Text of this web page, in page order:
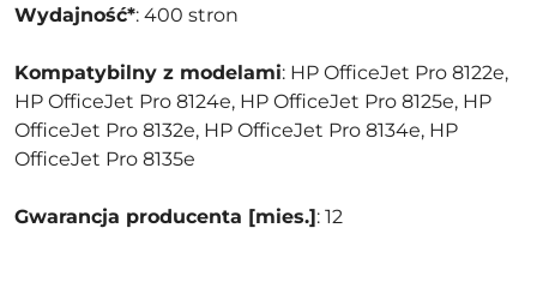
Wydajność*: 400 stron
Kompatybilny z modelami: HP OfficeJet Pro 8122e,
HP OfficeJet Pro 8124e, HP OfficeJet Pro 8125e, HP
OfficeJet Pro 8132e, HP OfficeJet Pro 8134e, HP
OfficeJet Pro 8135e
Gwarancja producenta [mies.]: 12